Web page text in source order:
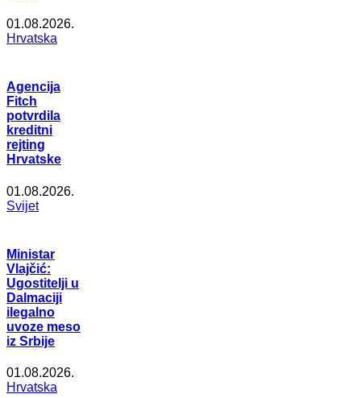
01.08.2026.
Hrvatska
Agencija
Fitch
potvrdila
kreditni
rejting
Hrvatske
01.08.2026.
Svijet
Ministar
Vlajčić:
Ugostitelji u
Dalmaciji
ilegalno
uvoze meso
iz Srbije
01.08.2026.
Hrvatska